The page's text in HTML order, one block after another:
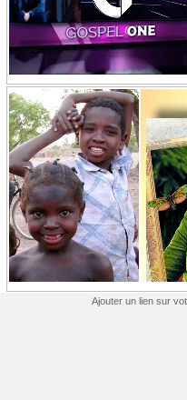
Ajouter un lien sur